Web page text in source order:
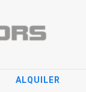
ALQUILER